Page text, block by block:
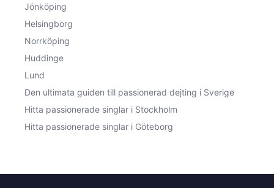
Jönköping
Helsingborg
Norrköping
Huddinge
Lund
Den ultimata guiden till passionerad dejting i Sverige
Hitta passionerade singlar i Stockholm
Hitta passionerade singlar i Göteborg